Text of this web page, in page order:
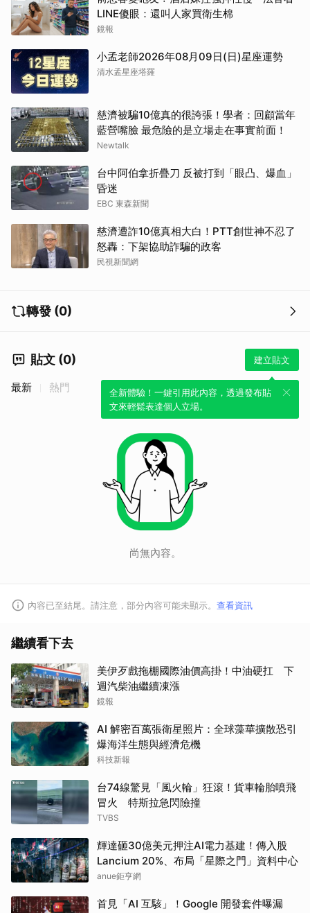
LINE傻眼：還叫人家買衛生棉
鏡報
小孟老師2026年08月09日(日)星座運勢
清水孟星座塔羅
慈濟被騙10億真的很誇張！學者：回顧當年
藍營嘴臉 最危險的是立場走在事實前面！
Newtalk
台中阿伯拿折疊刀 反被打到「眼凸、爆血」
昏迷
EBC 東森新聞
慈濟遭詐10億真相大白！PTT創世神不忍了
怒轟：下架協助詐騙的政客
民視新聞網
轉發 (0)
貼文 (0) 建立貼文
全新體驗！一鍵引用此內容，透過發布貼
文來輕鬆表達個人立場。
最新 熱門
尚無內容。
內容已至結尾。請注意，部分內容可能未顯示。 查看資訊
繼續看下去
美伊歹戲拖棚國際油價高掛！中油硬扛 下
週汽柴油繼續凍漲
鏡報
AI 解密百萬張衛星照片：全球藻華擴散恐引
爆海洋生態與經濟危機
科技新報
台74線驚見「風火輪」狂滾！貨車輪胎噴飛
冒火 特斯拉急閃險撞
TVBS
輝達砸30億美元押注AI電力基建！傳入股
Lancium 20%、布局「星際之門」資料中心
anue鉅亨網
首見「AI 互駭」！Google 開發套件曝漏